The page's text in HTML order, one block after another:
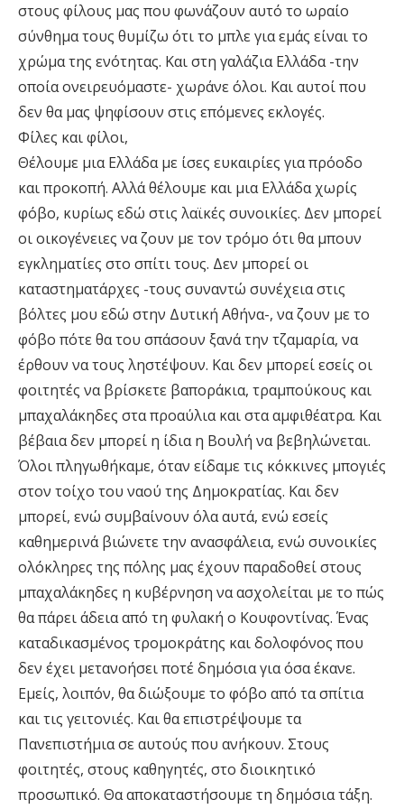
στους φίλους μας που φωνάζουν αυτό το ωραίο
σύνθημα τους θυμίζω ότι το μπλε για εμάς είναι το
χρώμα της ενότητας. Και στη γαλάζια Ελλάδα -την
οποία ονειρευόμαστε- χωράνε όλοι. Και αυτοί που
δεν θα μας ψηφίσουν στις επόμενες εκλογές.
Φίλες και φίλοι,
Θέλουμε μια Ελλάδα με ίσες ευκαιρίες για πρόοδο
και προκοπή. Αλλά θέλουμε και μια Ελλάδα χωρίς
φόβο, κυρίως εδώ στις λαϊκές συνοικίες. Δεν μπορεί
οι οικογένειες να ζουν με τον τρόμο ότι θα μπουν
εγκληματίες στο σπίτι τους. Δεν μπορεί οι
καταστηματάρχες -τους συναντώ συνέχεια στις
βόλτες μου εδώ στην Δυτική Αθήνα-, να ζουν με το
φόβο πότε θα του σπάσουν ξανά την τζαμαρία, να
έρθουν να τους ληστέψουν. Και δεν μπορεί εσείς οι
φοιτητές να βρίσκετε βαποράκια, τραμπούκους και
μπαχαλάκηδες στα προαύλια και στα αμφιθέατρα. Και
βέβαια δεν μπορεί η ίδια η Βουλή να βεβηλώνεται.
Όλοι πληγωθήκαμε, όταν είδαμε τις κόκκινες μπογιές
στον τοίχο του ναού της Δημοκρατίας. Και δεν
μπορεί, ενώ συμβαίνουν όλα αυτά, ενώ εσείς
καθημερινά βιώνετε την ανασφάλεια, ενώ συνοικίες
ολόκληρες της πόλης μας έχουν παραδοθεί στους
μπαχαλάκηδες η κυβέρνηση να ασχολείται με το πώς
θα πάρει άδεια από τη φυλακή ο Κουφοντίνας. Ένας
καταδικασμένος τρομοκράτης και δολοφόνος που
δεν έχει μετανοήσει ποτέ δημόσια για όσα έκανε.
Εμείς, λοιπόν, θα διώξουμε το φόβο από τα σπίτια
και τις γειτονιές. Και θα επιστρέψουμε τα
Πανεπιστήμια σε αυτούς που ανήκουν. Στους
φοιτητές, στους καθηγητές, στο διοικητικό
προσωπικό. Θα αποκαταστήσουμε τη δημόσια τάξη.